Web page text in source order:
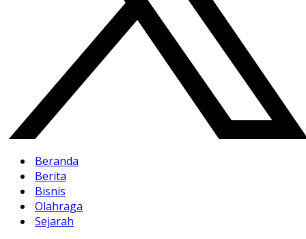
Beranda
Berita
Bisnis
Olahraga
Sejarah